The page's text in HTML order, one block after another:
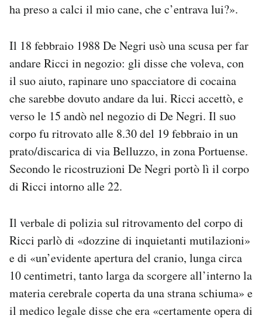
ha preso a calci il mio cane, che c’entrava lui?».
Il 18 febbraio 1988 De Negri usò una scusa per far
andare Ricci in negozio: gli disse che voleva, con
il suo aiuto, rapinare uno spacciatore di cocaina
che sarebbe dovuto andare da lui. Ricci accettò, e
verso le 15 andò nel negozio di De Negri. Il suo
corpo fu ritrovato alle 8.30 del 19 febbraio in un
prato/discarica di via Belluzzo, in zona Portuense.
Secondo le ricostruzioni De Negri portò lì il corpo
di Ricci intorno alle 22.
Il verbale di polizia sul ritrovamento del corpo di
Ricci parlò di «dozzine di inquietanti mutilazioni»
e di «un’evidente apertura del cranio, lunga circa
10 centimetri, tanto larga da scorgere all’interno la
materia cerebrale coperta da una strana schiuma» e
il medico legale disse che era «certamente opera di